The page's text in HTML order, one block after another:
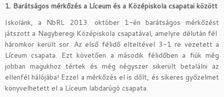
1. Barátságos mérkőzés a Líceum és a Középiskola csapatai között
Iskolánk, a NbRL 2013. október 1-én barátságos mérkőzést
játszott a Nagyberegi Középiskola csapatával, amelyre délután fél
háromkor került sor. Az első félidő elteltével 3-1 re vezetett a
Líceum csapata. Ezt követően a második félidőben a fiúk még
jobban magukhoz tértek és még négyszer sikerült betalálni az
ellenfél hálójába! Ezzel a mérkőzés el is dőlt, és sikeres győzelmet
könyvelhetett el a Líceum labdarúgó csapata.